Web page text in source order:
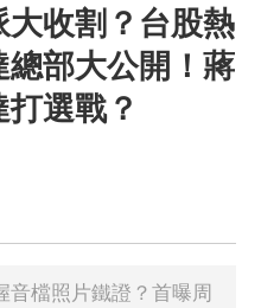
收割？台股熱
部大公開！蔣
選戰？
音檔照片鐵證？首曝周